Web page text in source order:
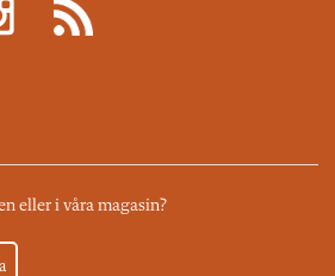
eller i våra magasin?